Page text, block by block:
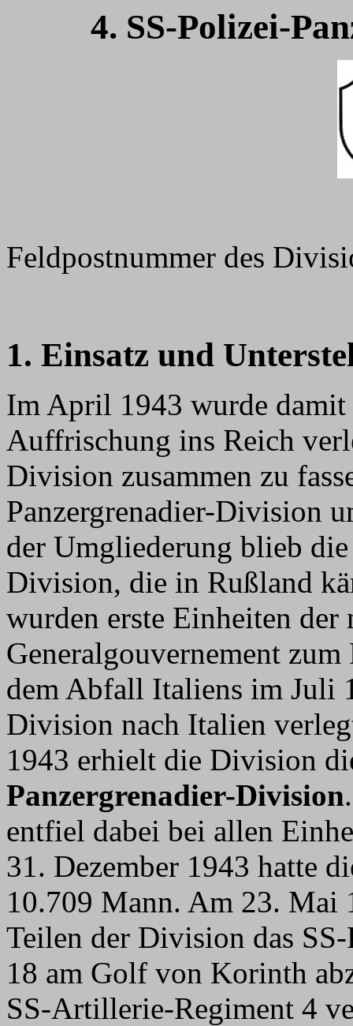
4. SS-Polizei-
Feldpostnummer des
1. Einsatz und
Im April 1943 wurde
Auffrischung ins Reich
Division zusammen zu
Panzergrenadier-Division
der Umgliederung blieb
Division, die in Rußland
wurden erste Einheiten
Generalgouvernement
dem Abfall Italiens im Juli
Division nach Italien
1943 erhielt die Division
Panzergrenadier-Division
entfiel dabei bei allen
31. Dezember 1943 hatte
10.709 Mann. Am 23. Mai
Teilen der Division das
18 am Golf von Korinth
SS-Artillerie-Regiment 4